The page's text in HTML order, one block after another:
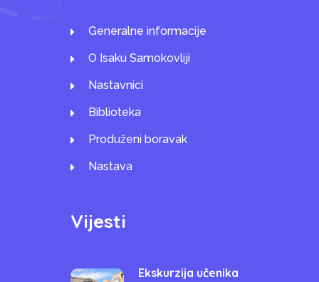
Generalne informacije
O Isaku Samokovliji
Nastavnici
Biblioteka
Produženi boravak
Nastava
Vijesti
Ekskurzija učenika